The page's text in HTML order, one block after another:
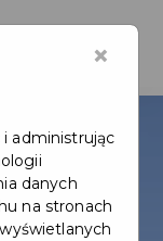
×
administrując
danych
na stronach